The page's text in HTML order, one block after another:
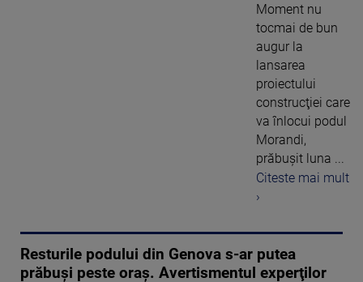
Moment nu
tocmai de bun
augur la
lansarea
proiectului
construcţiei care
va înlocui podul
Morandi,
prăbuşit luna ...
Citeste mai mult
›
Resturile podului din Genova s-ar putea
prăbuşi peste oraş. Avertismentul experţilor